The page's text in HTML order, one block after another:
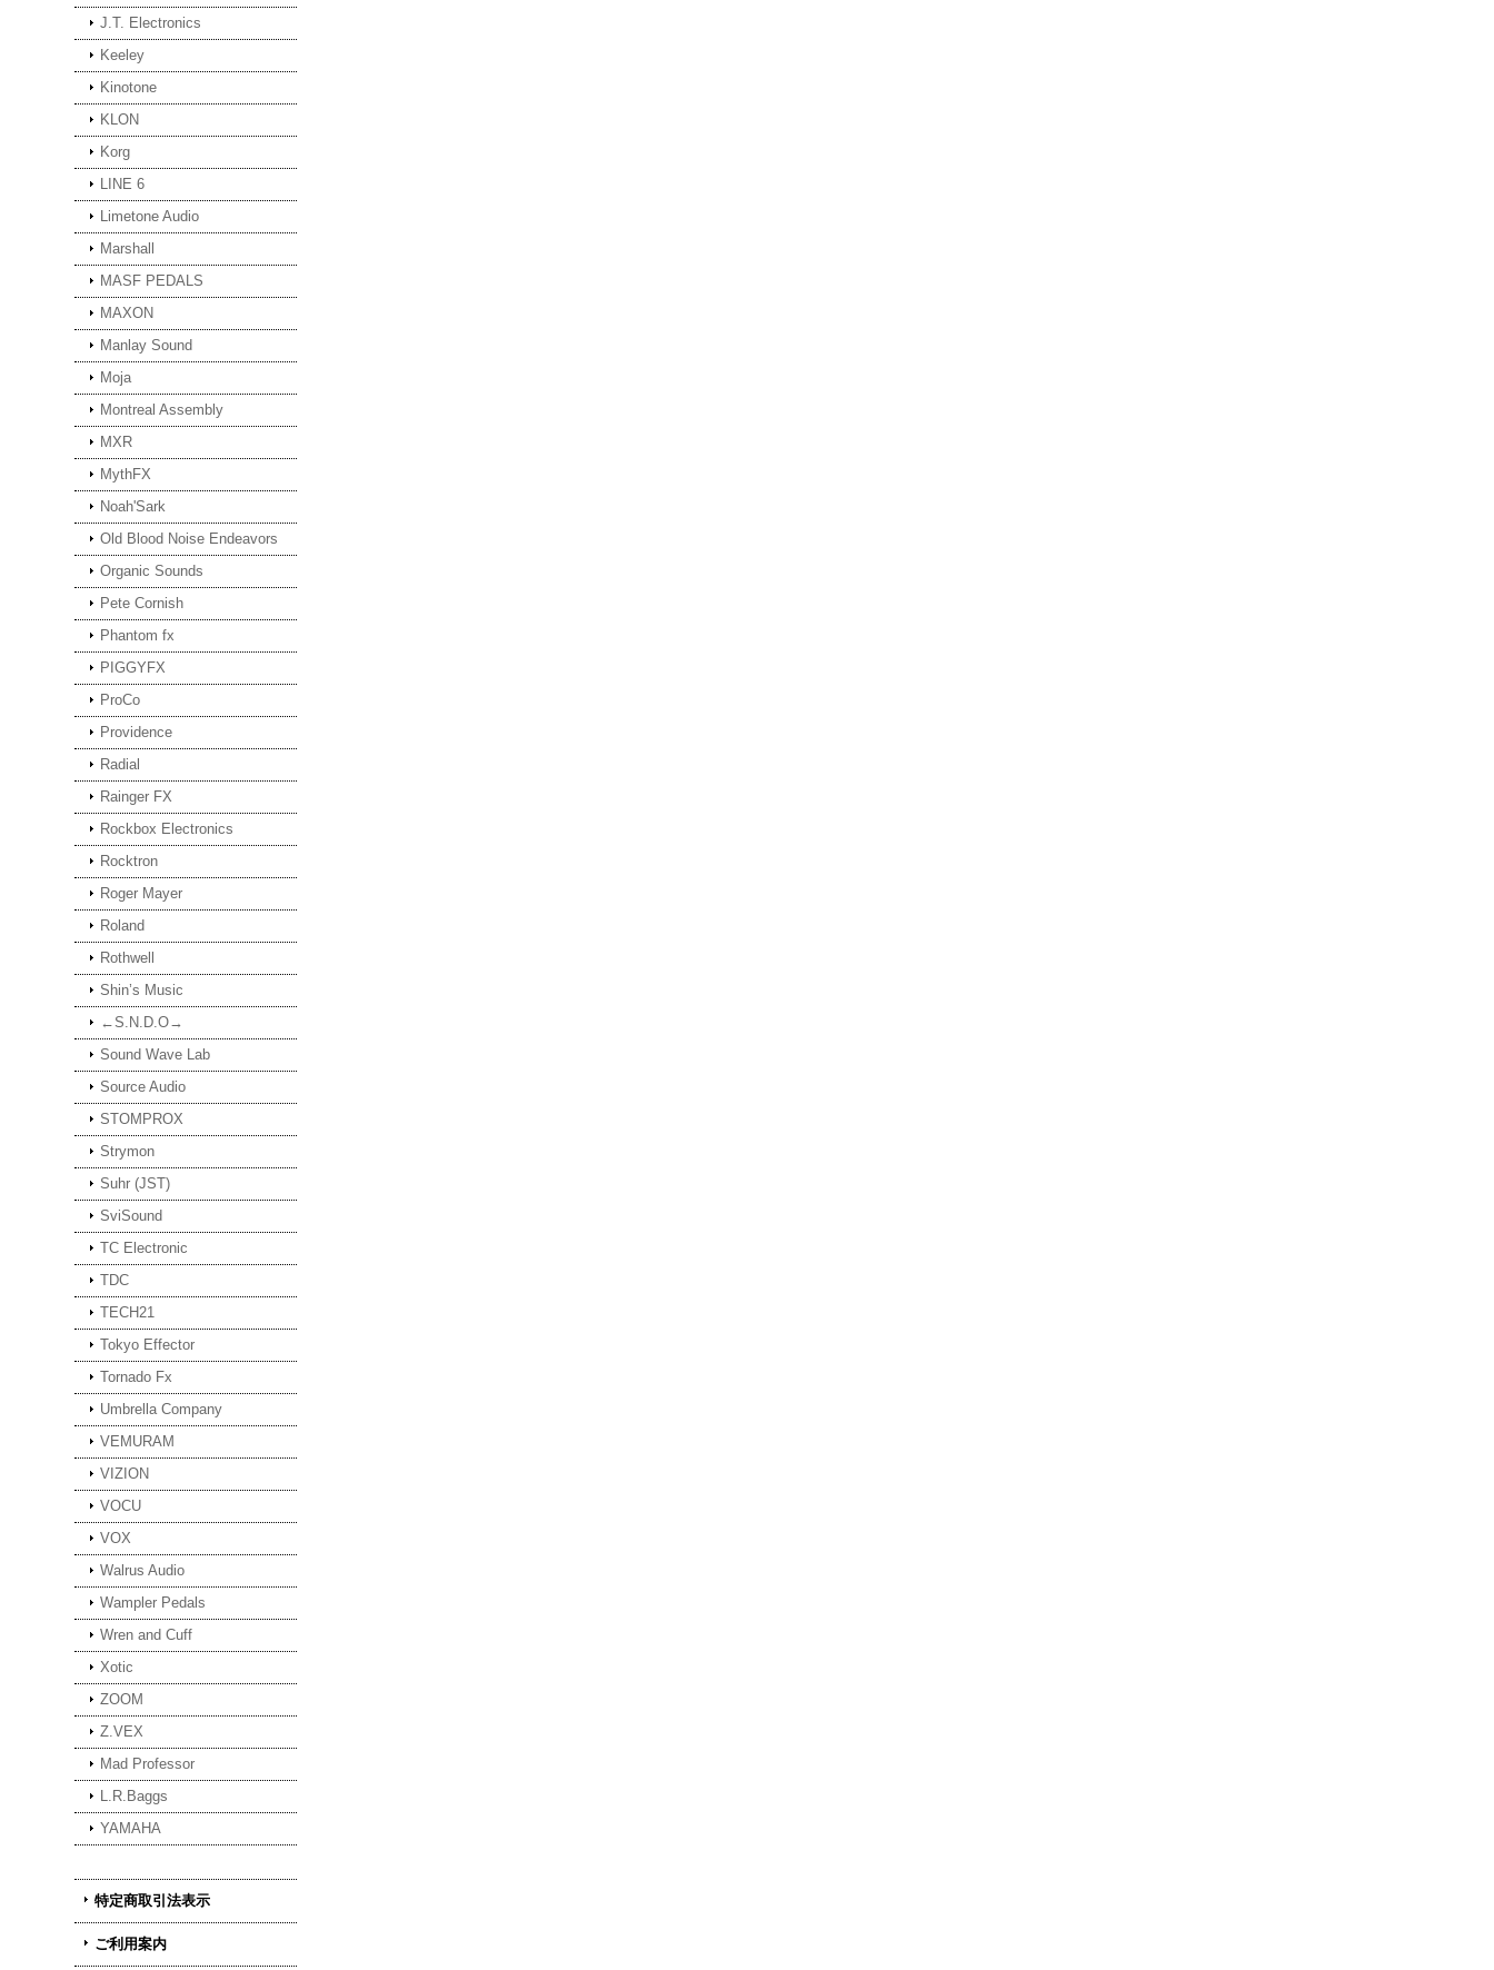
J.T. Electronics
Keeley
Kinotone
KLON
Korg
LINE 6
Limetone Audio
Marshall
MASF PEDALS
MAXON
Manlay Sound
Moja
Montreal Assembly
MXR
MythFX
Noah'Sark
Old Blood Noise Endeavors
Organic Sounds
Pete Cornish
Phantom fx
PIGGYFX
ProCo
Providence
Radial
Rainger FX
Rockbox Electronics
Rocktron
Roger Mayer
Roland
Rothwell
Shin’s Music
←S.N.D.O→
Sound Wave Lab
Source Audio
STOMPROX
Strymon
Suhr (JST)
SviSound
TC Electronic
TDC
TECH21
Tokyo Effector
Tornado Fx
Umbrella Company
VEMURAM
VIZION
VOCU
VOX
Walrus Audio
Wampler Pedals
Wren and Cuff
Xotic
ZOOM
Z.VEX
Mad Professor
L.R.Baggs
YAMAHA
特定商取引法表示
ご利用案内